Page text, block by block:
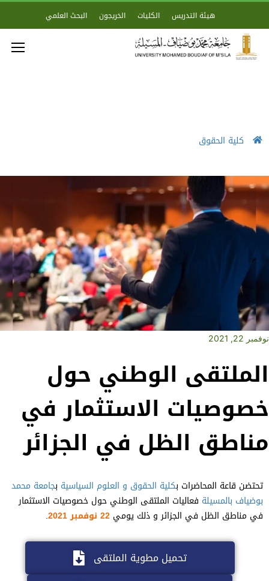
هيئة التدريس الكليات الخريجون البحث العلمي
كلية الحقوق
22, 2021
الوطني حول
الاستثمار في
الظل في الجزائر
تحتضن قاعة المحاضرات ب كلية الحقوق و العلوم السياسيةب جامعة محمد
بوضياف بالمسيلةفعاليات الملتقى الوطني حول خصوصيات الاستثمار
في مناطق الظل في الجزائر و ذلك يومي22 نوفمبر 2021 .
تحميل مطوية الملتقى